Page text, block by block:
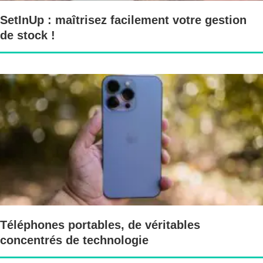
SetInUp : maîtrisez facilement votre gestion
de stock !
Téléphones portables, de véritables
concentrés de technologie